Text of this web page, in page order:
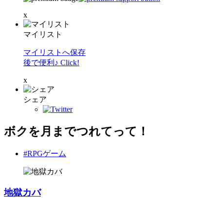
x
マイリスト
マイリストへ保存
後で便利♪ Click!
x
シェア
ボクを月までつれてって！
#RPGゲーム
地獄カバ